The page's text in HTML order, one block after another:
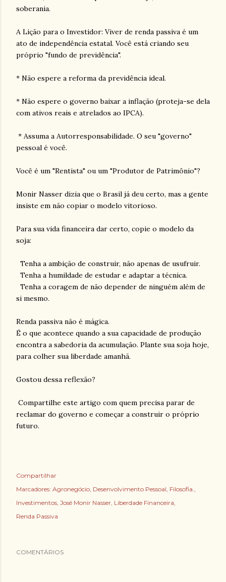
soberania.
A Lição para o Investidor: Viver de renda passiva é um
ato de independência estatal. Você está criando seu
próprio "fundo de previdência".
* Não espere a reforma da previdência ideal.
* Não espere o governo baixar a inflação (proteja-se dela
com ativos reais e atrelados ao IPCA).
* Assuma a Autorresponsabilidade. O seu "governo"
pessoal é você.
Você é um "Rentista" ou um "Produtor de Patrimônio"?
Monir Nasser dizia que o Brasil já deu certo, mas a gente
insiste em não copiar o modelo vitorioso.
Para sua vida financeira dar certo, copie o modelo da
soja:
Tenha a ambição de construir, não apenas de usufruir.
Tenha a humildade de estudar e adaptar a técnica.
Tenha a coragem de não depender de ninguém além de
si mesmo.
Renda passiva não é mágica.
É o que acontece quando a sua capacidade de produção
encontra a sabedoria da acumulação. Plante sua soja hoje,
para colher sua liberdade amanhã.
Gostou dessa reflexão?
Compartilhe este artigo com quem precisa parar de
reclamar do governo e começar a construir o próprio
futuro.
Compartilhar
Marcadores: Agronegócio Desenvolvimento Pessoal Filosofia.
Investimentos José Monir Nasser Liberdade Financeira
Renda Passiva
COMENTÁRIOS